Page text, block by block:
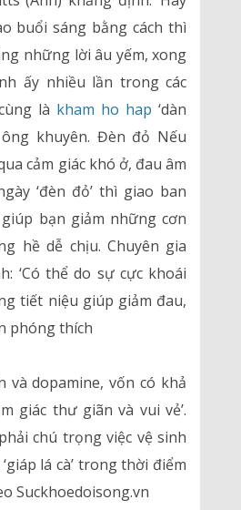
buổi sáng bằng cách thì
những lời âu yếm, xong
ấy nhiều lần trong các
là kham ho hap ‘dàn
ông khuyên. Đèn đỏ Nếu
cảm giác khó ở, đau âm
‘đèn đỏ’ thì giao ban
bạn giảm những cơn
hề dễ chịu. Chuyên gia
‘Có thể do sự cực khoái
tiết niệu giúp giảm đau,
phóng thích
và dopamine, vốn có khả
giác thư giãn và vui vẻ’.
chú trọng việc vệ sinh
lá cà’ trong thời điểm
Suckhoedoisong.vn